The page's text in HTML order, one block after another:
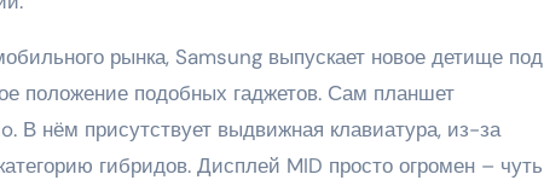
рынка, Samsung выпускает новое детище под
положение подобных гаджетов. Сам планшет
В нём присутствует выдвижная клавиатура, из-за
гибридов. Дисплей MID просто огромен – чуть